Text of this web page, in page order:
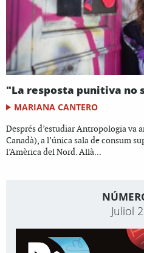
"La resposta punitiva no
MARIANA CANTERO
Després d’estudiar Antropologia va
Canadà), a l’única sala de consum
l’Amèrica del Nord. Allà...
Juliol